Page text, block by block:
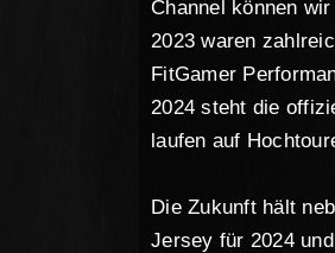
Channel können
2023 waren
FitGamer
2024 steht die
laufen auf
Die Zukunft hält
Jersey für 2024